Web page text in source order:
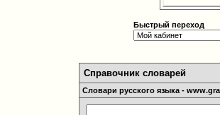
Быстрый переход
Справочник словарей
Словари русского языка -